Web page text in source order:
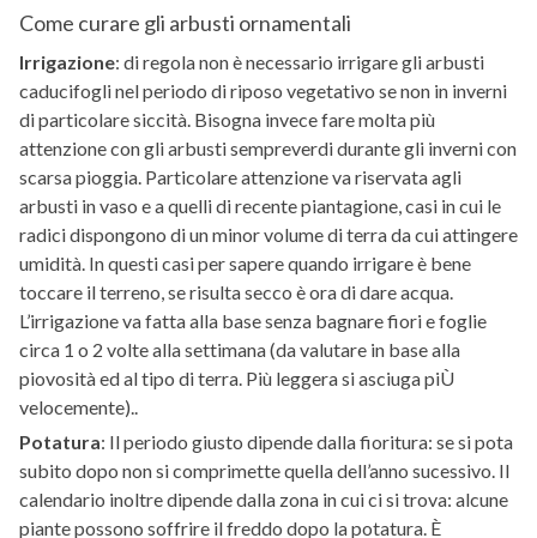
Come curare gli arbusti ornamentali
Irrigazione: di regola non è necessario irrigare gli arbusti
caducifogli nel periodo di riposo vegetativo se non in inverni
di particolare siccità. Bisogna invece fare molta più
attenzione con gli arbusti sempreverdi durante gli inverni con
scarsa pioggia. Particolare attenzione va riservata agli
arbusti in vaso e a quelli di recente piantagione, casi in cui le
radici dispongono di un minor volume di terra da cui attingere
umidità. In questi casi per sapere quando irrigare è bene
toccare il terreno, se risulta secco è ora di dare acqua.
L’irrigazione va fatta alla base senza bagnare fiori e foglie
circa 1 o 2 volte alla settimana (da valutare in base alla
piovosità ed al tipo di terra. Più leggera si asciuga piÙ
velocemente)..
Potatura: Il periodo giusto dipende dalla fioritura: se si pota
subito dopo non si comprimette quella dell’anno sucessivo. Il
calendario inoltre dipende dalla zona in cui ci si trova: alcune
piante possono soffrire il freddo dopo la potatura. È